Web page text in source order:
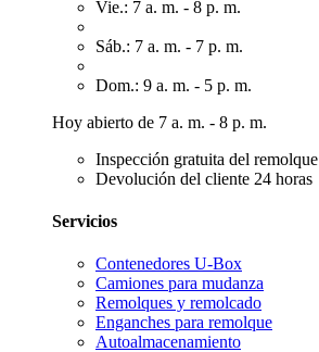
Vie.: 7 a. m. - 8 p. m.
Sáb.: 7 a. m. - 7 p. m.
Dom.: 9 a. m. - 5 p. m.
Hoy abierto de 7 a. m. - 8 p. m.
Inspección gratuita del remolque
Devolución del cliente 24 horas
Servicios
Contenedores U-Box
Camiones para mudanza
Remolques y remolcado
Enganches para remolque
Autoalmacenamiento